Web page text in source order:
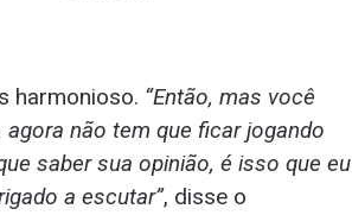
harmonioso. “Então, mas você
não tem que ficar jogando
saber sua opinião, é isso que eu
a escutar”, disse o